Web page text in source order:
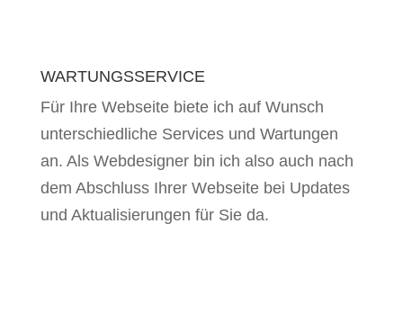
WARTUNGSSERVICE
Für Ihre Webseite biete ich auf Wunsch
unterschiedliche Services und Wartungen
an. Als Webdesigner bin ich also auch nach
dem Abschluss Ihrer Webseite bei Updates
und Aktualisierungen für Sie da.